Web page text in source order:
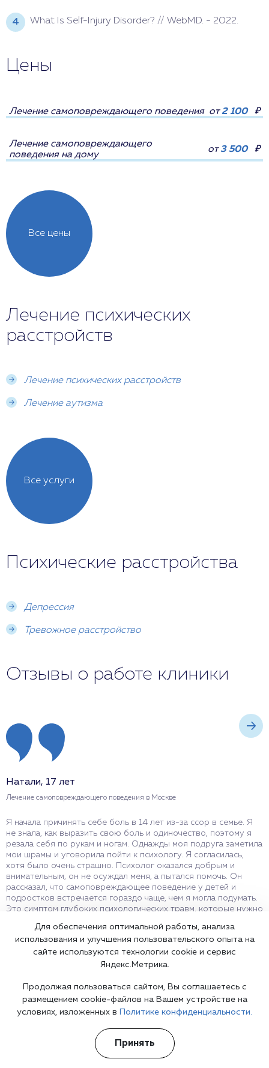
What Is Self-Injury Disorder? // WebMD. - 2022.
Цены
Все цены
Лечение самоповреждающего поведения от2 100 ₽
Лечение самоповреждающего
поведения на дому
от3 500 ₽
Лечение психических
расстройств
Лечение психических расстройств
Лечение аутизма
Все услуги
Психические расстройства
Депрессия
Тревожное расстройство
Отзывы о работе клиники
Натали, 17 лет
Лечение самоповреждающего поведения в Москве
Я начала причинять себе боль в 14 лет из-за ссор в семье. Я
не знала, как выразить свою боль и одиночество, поэтому я
резала себя по рукам и ногам. Однажды моя подруга заметила
мои шрамы и уговорила пойти к психологу. Я согласилась,
хотя было очень страшно. Психолог оказался добрым и
внимательным, он не осуждал меня, а пытался помочь. Он
рассказал, что самоповреждающее поведение у детей и
подростков встречается гораздо чаще, чем я могла подумать.
Это симптом глубоких психологических травм, которые нужно
посещать групповую терапию, где я встретила других
девочек, которые переживали то же самое, что и я. Очень
рада, что обратилась к психологу и избавилась от этой
Ответ представителя клиники
Лечение самоповреждающего поведения в Москве
Очень приятно читать такие отзывы. Рады, что лечение
Для обеспечения оптимальной работы, анализа
использования и улучшения пользовательского опыта на
сайте используются технологии cookie и сервис
Яндекс.Метрика.
Продолжая пользоваться сайтом, Вы соглашаетесь с
размещением cookie-файлов на Вашем устройстве на
условиях, изложенных в
Политике конфиденциальности.
Принять